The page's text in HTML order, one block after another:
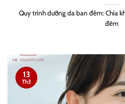
Quy trình dưỡng da ban đêm: Chìa
đêm
13
Th3